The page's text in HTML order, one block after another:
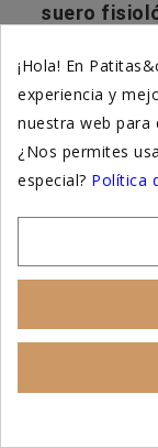
suero
veterinario
¿Es
gatos?
la vida de
¡Hola! En
experiencia y
nuestra web para
¿Nos permites
especial? Política